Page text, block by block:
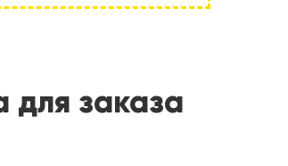
заказа